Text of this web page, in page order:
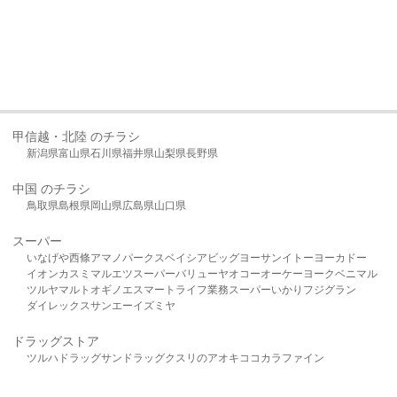
甲信越・北陸 のチラシ
新潟県富山県石川県福井県山梨県長野県
中国 のチラシ
鳥取県島根県岡山県広島県山口県
スーパー
いなげや西條アマノパークスベイシア ビッグヨーサンイトーヨーカドー
イオンカスミ マルエツスーパーバリューヤオコーオーケー ヨークベニマル
ツルヤマルト オギノ エスマート ライフ業務スーパーいかり フジグラン
ダイレックスサンエーイズミヤ
ドラッグストア
ツルハドラッグサンドラッグクスリのアオキ ココカラファイン